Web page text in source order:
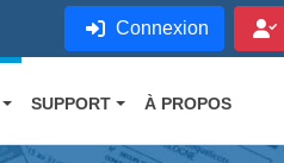
Connexion
SUPPORT À PROPOS